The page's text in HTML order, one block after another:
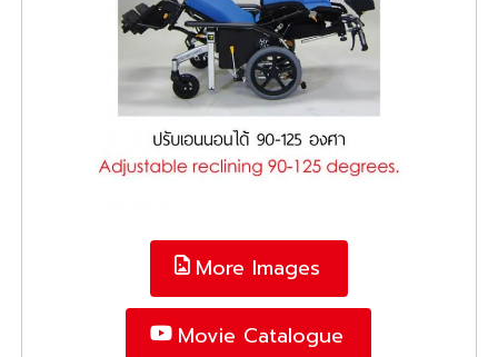
More Images
Movie Catalogue